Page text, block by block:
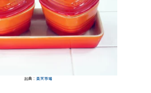
出典： 楽天市場